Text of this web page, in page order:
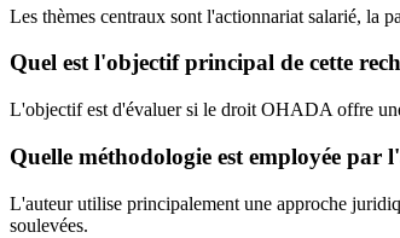
Les thèmes centraux sont l'actionnariat salarié, la
Quel est l'objectif principal de cette
L'objectif est d'évaluer si le droit OHADA offre
Quelle méthodologie est employée par
L'auteur utilise principalement une approche
soulevées.